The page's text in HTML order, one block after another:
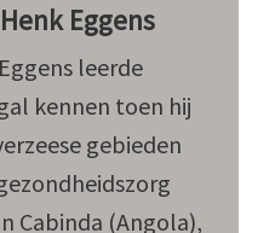
Henk Eggens
leerde
kennen toen hij
gebieden
Cabinda (Angola),